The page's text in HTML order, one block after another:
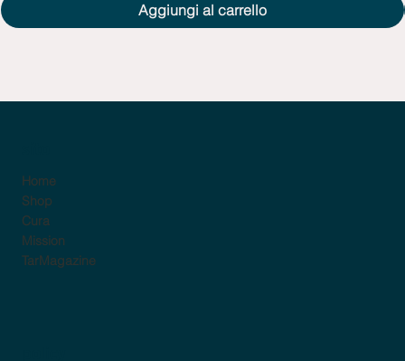
Aggiungi al carrello
Home
Shop
Cura
Mission
TarMagazine